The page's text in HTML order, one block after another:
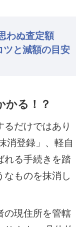
わぬ査定額
ツと減額の目安
かる！？
るだけではあり
消登録」、軽自
れる手続きを踏
なものを抹消し
の現住所を管轄